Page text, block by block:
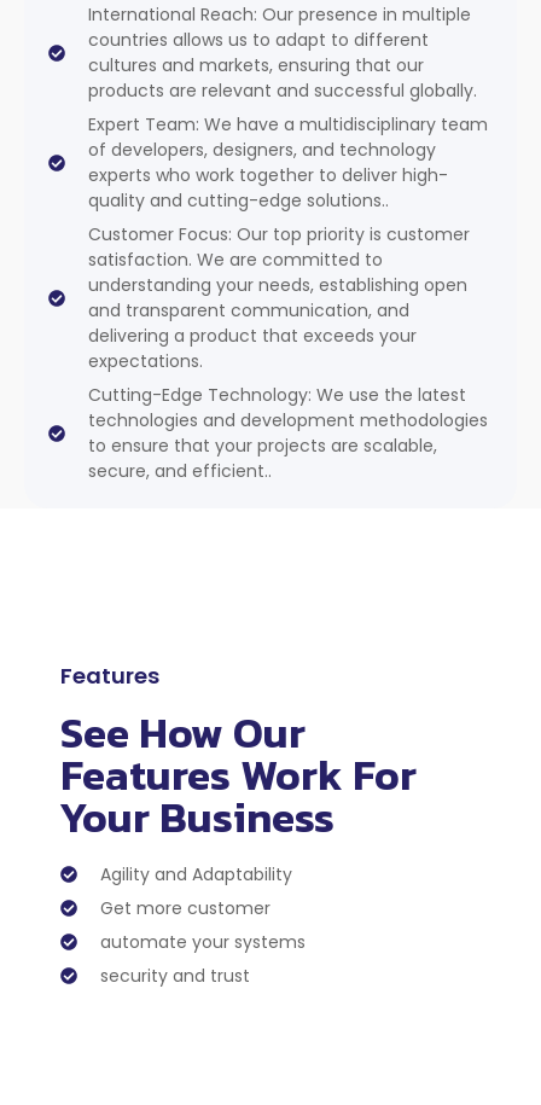
International Reach: Our presence in multiple
countries allows us to adapt to different
cultures and markets, ensuring that our
products are relevant and successful globally.
Expert Team: We have a multidisciplinary team
of developers, designers, and technology
experts who work together to deliver high-
quality and cutting-edge solutions..
Customer Focus: Our top priority is customer
satisfaction. We are committed to
understanding your needs, establishing open
and transparent communication, and
delivering a product that exceeds your
expectations.
Cutting-Edge Technology: We use the latest
technologies and development methodologies
to ensure that your projects are scalable,
secure, and efficient..
Features
See How Our
Features Work For
Your Business
Agility and Adaptability
Get more customer
automate your systems
security and trust